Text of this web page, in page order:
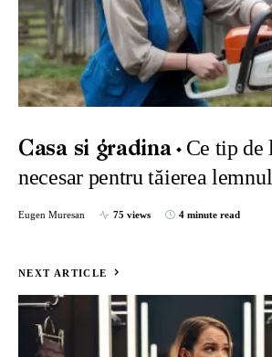
Casa si gradina
Ce tip de
necesar pentru tăierea
Eugen Muresan 75 views 4 minute read
NEXT ARTICLE